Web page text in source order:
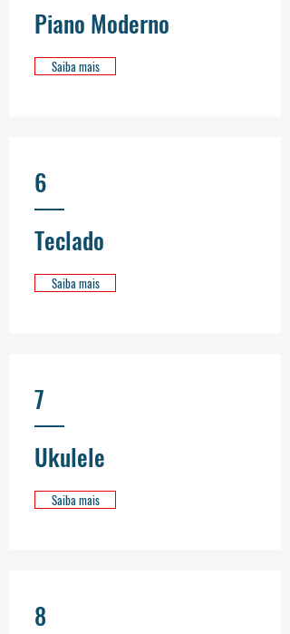
Piano Moderno
Saiba mais
6
Teclado
Saiba mais
7
Ukulele
Saiba mais
8